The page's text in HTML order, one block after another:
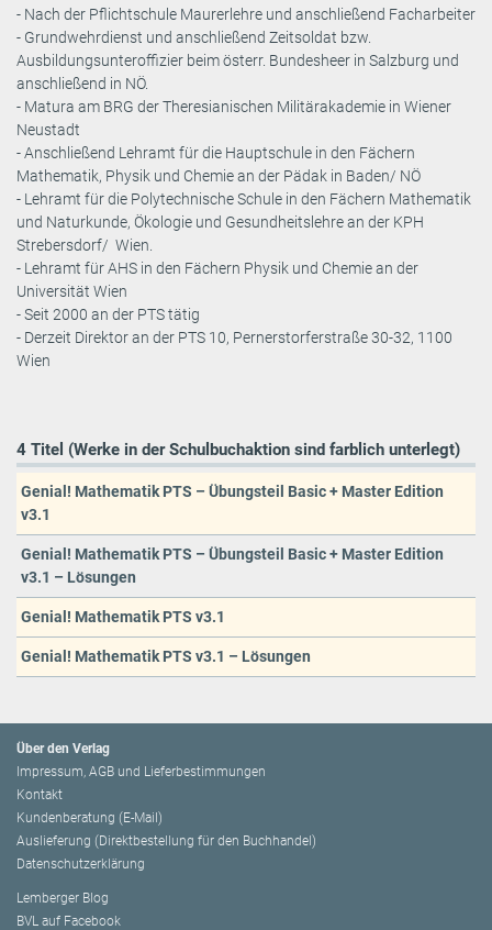
- Nach der Pflichtschule Maurerlehre und anschließend Facharbeiter
- Grundwehrdienst und anschließend Zeitsoldat bzw.
Ausbildungsunteroffizier beim österr. Bundesheer in Salzburg und
anschließend in NÖ.
- Matura am BRG der Theresianischen Militärakademie in Wiener
Neustadt
- Anschließend Lehramt für die Hauptschule in den Fächern
Mathematik, Physik und Chemie an der Pädak in Baden/ NÖ
- Lehramt für die Polytechnische Schule in den Fächern Mathematik
und Naturkunde, Ökologie und Gesundheitslehre an der KPH
Strebersdorf/ Wien.
- Lehramt für AHS in den Fächern Physik und Chemie an der
Universität Wien
- Seit 2000 an der PTS tätig
- Derzeit Direktor an der PTS 10, Pernerstorferstraße 30-32, 1100
Wien
4 Titel (Werke in der Schulbuchaktion sind farblich unterlegt)
Genial! Mathematik PTS – Übungsteil Basic + Master Edition
v3.1
Genial! Mathematik PTS – Übungsteil Basic + Master Edition
v3.1 – Lösungen
Genial! Mathematik PTS v3.1
Genial! Mathematik PTS v3.1 – Lösungen
Über den Verlag
Impressum, AGB und Lieferbestimmungen
Kontakt
Kundenberatung (E-Mail)
Auslieferung (Direktbestellung für den Buchhandel)
Datenschutzerklärung
Lemberger Blog
BVL auf Facebook